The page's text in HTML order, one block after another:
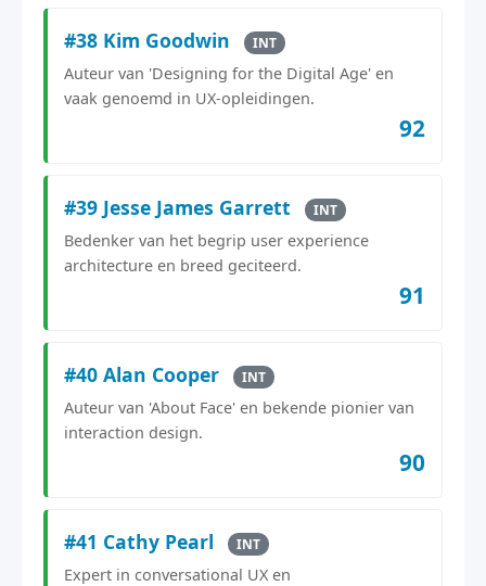
#38 Kim Goodwin INT
Auteur van 'Designing for the Digital Age' en
vaak genoemd in UX-opleidingen.
92
#39 Jesse James Garrett INT
Bedenker van het begrip user experience
architecture en breed geciteerd.
91
#40 Alan Cooper INT
Auteur van 'About Face' en bekende pionier van
interaction design.
90
#41 Cathy Pearl INT
Expert in conversational UX en